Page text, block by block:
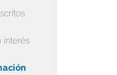
interés